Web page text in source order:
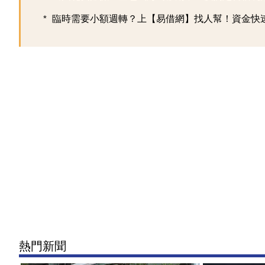
臨時需要小額週轉？上【易借網】找人幫！資金快
熱門新聞